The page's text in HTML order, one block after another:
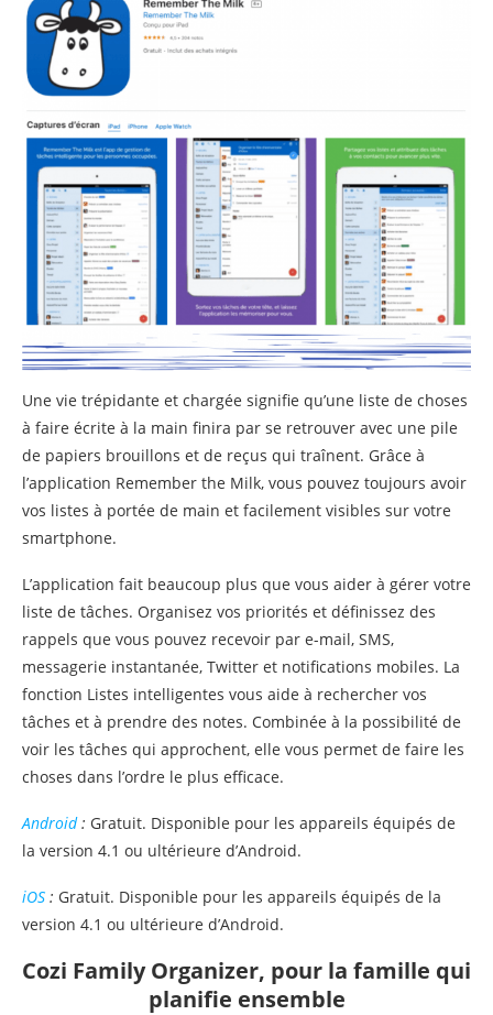
Une vie trépidante et chargée signifie qu’une liste de choses
à faire écrite à la main finira par se retrouver avec une pile
de papiers brouillons et de reçus qui traînent. Grâce à
l’application Remember the Milk, vous pouvez toujours avoir
vos listes à portée de main et facilement visibles sur votre
smartphone.
L’application fait beaucoup plus que vous aider à gérer votre
liste de tâches. Organisez vos priorités et définissez des
rappels que vous pouvez recevoir par e-mail, SMS,
messagerie instantanée, Twitter et notifications mobiles. La
fonction Listes intelligentes vous aide à rechercher vos
tâches et à prendre des notes. Combinée à la possibilité de
voir les tâches qui approchent, elle vous permet de faire les
choses dans l’ordre le plus efficace.
Android: Gratuit. Disponible pour les appareils équipés de
la version 4.1 ou ultérieure d’Android.
iOS : Gratuit. Disponible pour les appareils équipés de la
version 4.1 ou ultérieure d’Android.
Cozi Family Organizer, pour la famille qui
planifie ensemble